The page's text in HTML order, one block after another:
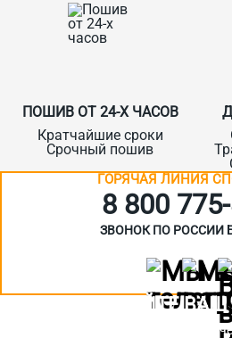
ПОШИВ ОТ 24-Х ЧАСОВ
Кратчайшие сроки
Срочный пошив
ГОРЯЧАЯ ЛИНИЯ
8 800
ЗВОНОК ПО РОССИИ
ЗАДАЙТЕ ВАШ
Или кратко опишите ситуацию. Мы